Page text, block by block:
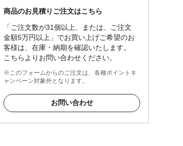
商品のお見積りご注文はこちら
「ご注文数が31個以上、または、ご注文
金額5万円以上」でお買い上げご希望のお
客様は、在庫・納期を確認いたします。
こちらよりお問い合わせください。
※このフォームからのご注文は、各種ポイントキ
ャンペーン対象外となります。
お問い合わせ